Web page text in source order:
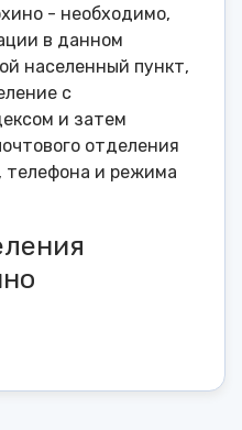
- необходимо,
в данном
населенный пункт,
с
и затем
отделения
телефона и режима